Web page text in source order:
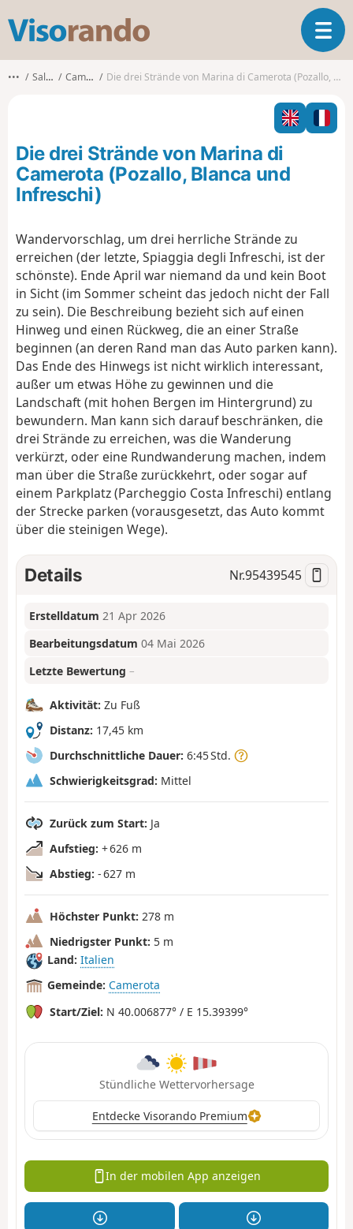
s
o
o
T
o
g
l
n
i
o
n
••• Salerno Camerota Die drei Strände von Marina di Camerota (Pozallo, Blanca und Infreschi)
Die drei Strände von Marina di
Camerota (Pozallo, Blanca und
Infreschi)
Wandervorschlag, um drei herrliche Strände zu
erreichen (der letzte, Spiaggia degli Infreschi, ist der
schönste). Ende April war niemand da und kein Boot
in Sicht (im Sommer scheint das jedoch nicht der Fall
zu sein). Die Beschreibung bezieht sich auf einen
Hinweg und einen Rückweg, die an einer Straße
beginnen (an deren Rand man das Auto parken kann).
Das Ende des Hinwegs ist nicht wirklich interessant,
außer um etwas Höhe zu gewinnen und die
Landschaft (mit hohen Bergen im Hintergrund) zu
bewundern. Man kann sich darauf beschränken, die
drei Strände zu erreichen, was die Wanderung
verkürzt, oder eine Rundwanderung machen, indem
man über die Straße zurückkehrt, oder sogar auf
einem Parkplatz (Parcheggio Costa Infreschi) entlang
der Strecke parken (vorausgesetzt, das Auto kommt
über die steinigen Wege).
Details Nr.95439545
Erstelldatum 21 Apr 2026
Bearbeitungsdatum 04 Mai 2026
Letzte Bewertung –
Aktivität: Zu Fuß
Distanz: 17,45 km
Durchschnittliche Dauer: 6:45 Std.
Schwierigkeitsgrad: Mittel
Zurück zum Start: Ja
Aufstieg: + 626 m
Abstieg: - 627 m
Höchster Punkt: 278 m
Niedrigster Punkt: 5 m
Land: Italien
Gemeinde: Camerota
Start/Ziel: N 40.006877° / E 15.39399°
Stündliche Wettervorhersage
Entdecke Visorando Premium
In der mobilen App anzeigen